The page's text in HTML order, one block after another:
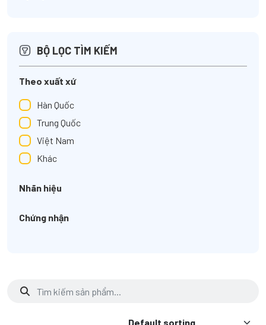
BỘ LỌC TÌM KIẾM
Theo xuất xứ
Hàn Quốc
Trung Quốc
Việt Nam
Khác
Nhãn hiệu
Chứng nhận
kiếm